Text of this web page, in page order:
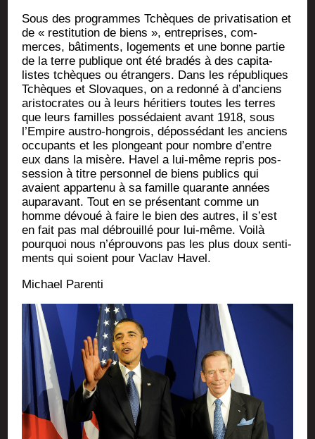
Sous des pro­grammes Tchèques de pri­va­ti­sa­tion et
de « res­ti­tu­tion de biens », entre­prises, com­
merces, bâti­ments, loge­ments et une bonne par­tie
de la terre publique ont été bra­dés à des capi­ta­
listes tchèques ou étran­gers. Dans les répu­bliques
Tchèques et Slo­vaques, on a redon­né à d’anciens
aris­to­crates ou à leurs héri­tiers toutes les terres
que leurs familles pos­sé­daient avant 1918, sous
l’Empire aus­tro-hon­grois, dépos­sé­dant les anciens
occu­pants et les plon­geant pour nombre d’entre
eux dans la misère. Havel a lui-même repris pos­
ses­sion à titre per­son­nel de biens publics qui
avaient appar­te­nu à sa famille qua­rante années
aupa­ra­vant. Tout en se pré­sen­tant comme un
homme dévoué à faire le bien des autres, il s’est
en fait pas mal débrouillé pour lui-même. Voi­là
pour­quoi nous n’éprouvons pas les plus doux sen­ti­
ments qui soient pour Vaclav Havel.
Michael Paren­ti